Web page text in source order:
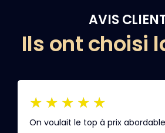
AVIS
Ils ont choisi
★ ★ ★ ★ ★
On voulait le top à prix